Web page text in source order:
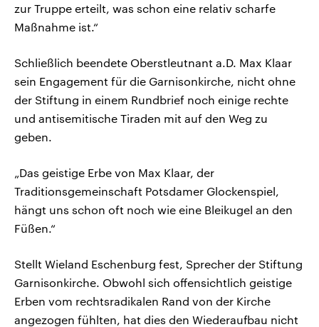
zur Truppe erteilt, was schon eine relativ scharfe
Maßnahme ist.“
Schließlich beendete Oberstleutnant a.D. Max Klaar
sein Engagement für die Garnisonkirche, nicht ohne
der Stiftung in einem Rundbrief noch einige rechte
und antisemitische Tiraden mit auf den Weg zu
geben.
„Das geistige Erbe von Max Klaar, der
Traditionsgemeinschaft Potsdamer Glockenspiel,
hängt uns schon oft noch wie eine Bleikugel an den
Füßen.“
Stellt Wieland Eschenburg fest, Sprecher der Stiftung
Garnisonkirche. Obwohl sich offensichtlich geistige
Erben vom rechtsradikalen Rand von der Kirche
angezogen fühlten, hat dies den Wiederaufbau nicht